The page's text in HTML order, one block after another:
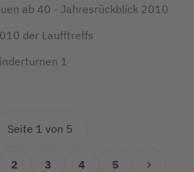
ab 40 - Jahresrückblick 2010
der Laufftreffs
1
2 3 4 5
Seite 1 von 5